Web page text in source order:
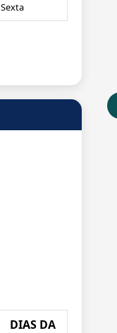
Sexta
DIAS DA